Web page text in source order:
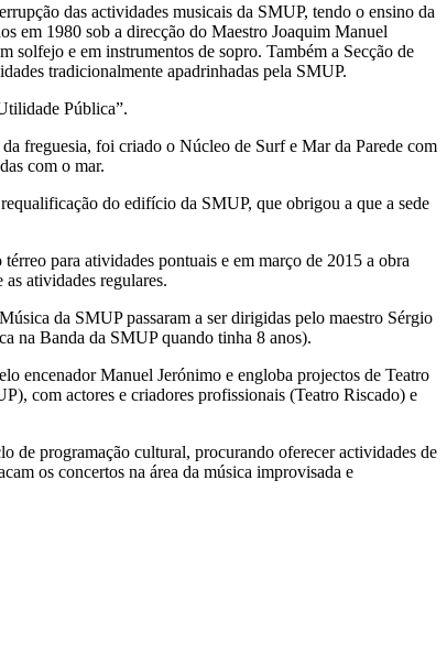
das actividades musicais da SMUP, tendo o ensino da
em 1980 sob a direcção do Maestro Joaquim Manuel
solfejo e em instrumentos de sopro. Também a Secção de
tradicionalmente apadrinhadas pela SMUP.
Pública”.
freguesia, foi criado o Núcleo de Surf e Mar da Parede com
com o mar.
do edifício da SMUP, que obrigou a que a sede
para atividades pontuais e em março de 2015 a obra
atividades regulares.
da SMUP passaram a ser dirigidas pelo maestro Sérgio
na Banda da SMUP quando tinha 8 anos).
encenador Manuel Jerónimo e engloba projectos de Teatro
com actores e criadores profissionais (Teatro Riscado) e
de programação cultural, procurando oferecer actividades de
os concertos na área da música improvisada e